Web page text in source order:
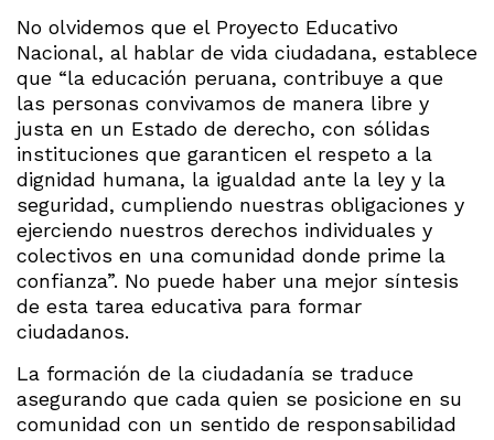
No olvidemos que el Proyecto Educativo
Nacional, al hablar de vida ciudadana, establece
que “la educación peruana, contribuye a que
las personas convivamos de manera libre y
justa en un Estado de derecho, con sólidas
instituciones que garanticen el respeto a la
dignidad humana, la igualdad ante la ley y la
seguridad, cumpliendo nuestras obligaciones y
ejerciendo nuestros derechos individuales y
colectivos en una comunidad donde prime la
confianza”. No puede haber una mejor síntesis
de esta tarea educativa para formar
ciudadanos.
La formación de la ciudadanía se traduce
asegurando que cada quien se posicione en su
comunidad con un sentido de responsabilidad